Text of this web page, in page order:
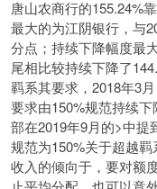
唐山农商行的155.24%
最大的为江阴银行，与
分点；持续下降幅度最
尾相比较持续下降了
羁系其要求，2018年3
要求由150%规范持续下
部在2019年9月的>中提
规范为150%关于超越
收入的倾向于，要对额